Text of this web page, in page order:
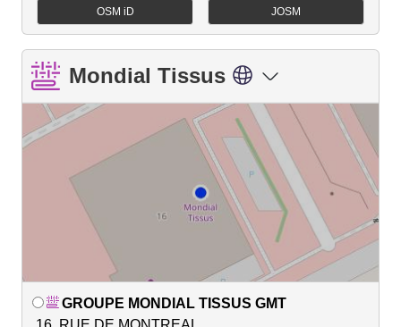
OSM iD JOSM
Mondial Tissus
GROUPE MONDIAL TISSUS GMT